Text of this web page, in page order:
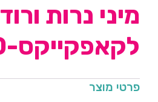
מיני נרות ורוד
לקאפקייקס-10 יחידות
פרטי מוצר